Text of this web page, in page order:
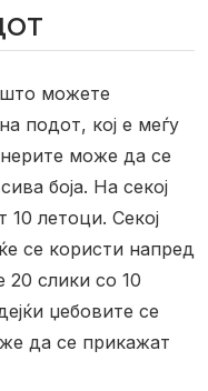
можете
подот, кој е меѓу
може да се
боја. На секој
10 летоци. Секој
се користи напред
слики со 10
џебовите се
да се прикажат